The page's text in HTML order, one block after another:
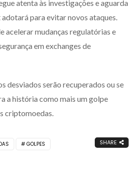
atenta às investigações e aguarda
para evitar novos ataques.
acelerar mudanças regulatórias e
em exchanges de
desviados serão recuperados ou se
a história como mais um golpe
criptomoedas.
GOLPES SHARE